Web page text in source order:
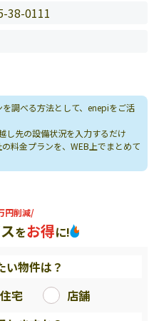
38-0111
調べる方法として、enepiをご活
し先の設備状況を入力するだけ
料金プランを、WEB上でまとめて
円削減/
をお得に!
い物件は？
宅
店舗